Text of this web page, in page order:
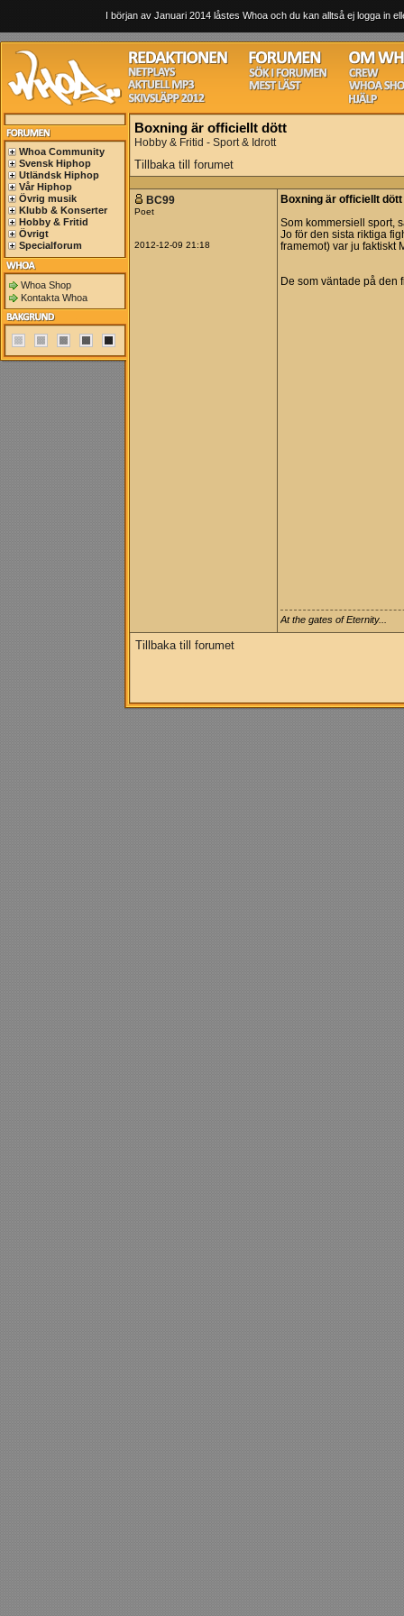
I början av Januari 2014 låstes Whoa och du kan alltså ej logga in
Whoa Community
Svensk Hiphop
Utländsk Hiphop
Vår Hiphop
Övrig musik
Klubb & Konserter
Hobby & Fritid
Övrigt
Specialforum
Whoa Shop
Kontakta Whoa
Boxning är officiellt dött
Hobby & Fritid - Sport & Idrott
Tillbaka till forumet
BC99
Poet
2012-12-09 21:18
Boxning är officiellt dött
Som kommersiell sport,
Jo för den sista riktiga
framemot) var ju faktiskt
De som väntade på den
At the gates of Eternity...
Tillbaka till forumet